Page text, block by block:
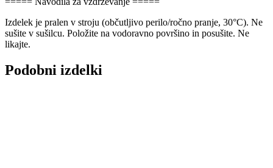
Izdelek je pralen v stroju (občutljivo perilo/ročno pranje, 30°C). Ne
sušite v sušilcu. Položite na vodoravno površino in posušite. Ne
likajte.
Podobni izdelki